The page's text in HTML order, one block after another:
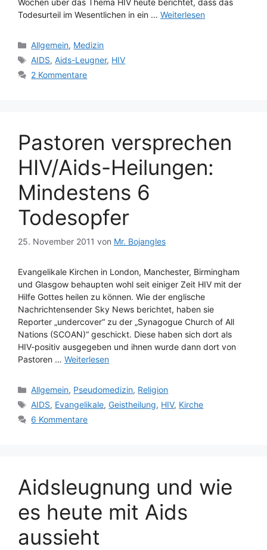
Wochen über das Thema HIV heute berichtet, dass das
Todesurteil im Wesentlichen in ein … Weiterlesen
Kategorien
Allgemein, Medizin
Schlagwörter
AIDS,Aids-Leugner, HIV
2 Kommentare
Pastoren versprechen
HIV/Aids-Heilungen:
Mindestens 6
Todesopfer
25. November 2011 von Mr. Bojangles
Evangelikale Kirchen in London, Manchester, Birmingham
und Glasgow behaupten wohl seit einiger Zeit HIV mit der
Hilfe Gottes heilen zu können. Wie der englische
Nachrichtensender Sky News berichtet, haben sie
Reporter „undercover“ zu der „Synagogue Church of All
Nations (SCOAN)“ geschickt. Diese haben sich dort als
HIV-positiv ausgegeben und ihnen wurde dann dort von
Pastoren … Weiterlesen
Kategorien
Allgemein, Pseudomedizin, Religion
Schlagwörter
AIDS, Evangelikale,Geistheilung, HIV, Kirche
6 Kommentare
Aidsleugnung und wie
es heute mit Aids
aussieht